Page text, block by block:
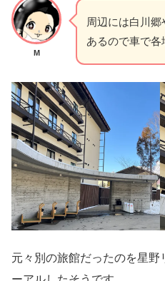
M
周辺には白川
あるので車で各
元々別の旅館だったのを星野